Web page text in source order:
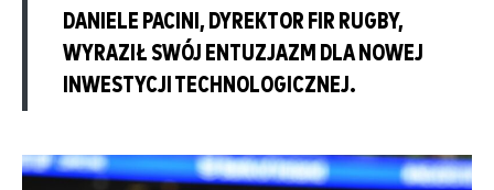
DANIELE PACINI, DYREKTOR FIR RUGBY,
WYRAZIŁ SWÓJ ENTUZJAZM DLA NOWEJ
INWESTYCJI TECHNOLOGICZNEJ.